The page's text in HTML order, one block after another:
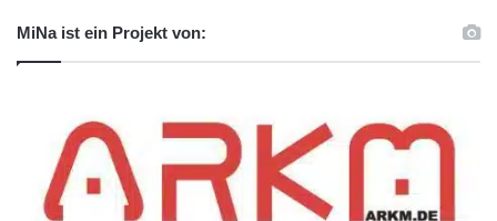
MiNa ist ein Projekt von: